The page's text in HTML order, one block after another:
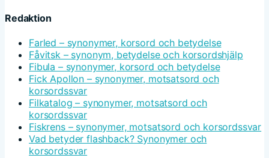
Redaktion
Farled – synonymer, korsord och betydelse
Fåvitsk – synonym, betydelse och korsordshjälp
Fibula – synonymer, korsord och betydelse
Fick Apollon – synonymer, motsatsord och
korsordssvar
Filkatalog – synonymer, motsatsord och
korsordssvar
Fiskrens – synonymer, motsatsord och korsordssvar
Vad betyder flashback? Synonymer och
korsordssvar